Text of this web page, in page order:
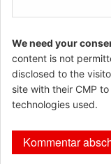
We need your
content is not
disclosed to the
site with their CMP
technologies used.